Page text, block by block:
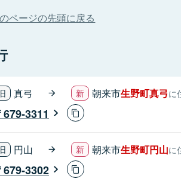
ページの先頭に戻る
真弓 朝来市生野町真弓に
679-3311
円山 朝来市生野町円山に
679-3302